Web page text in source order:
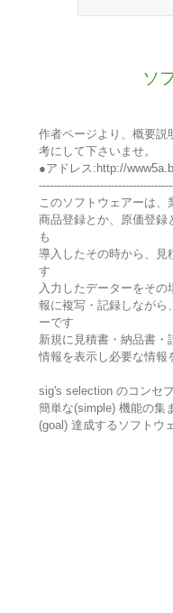
ソ
作者ページより、概要説
考にして下さいませ。
●アドレス:http://
このソフトウェアーは、
商品登録とか、原価登録
も
導入したその時から、見
す
入力したデーターをそ
報に複写・記録しながら
ーです
新規に見積書・納品書・
情報を表示し必要な情報
sig's selection のコンセ
簡単な(simple) 機能の集
(goal) 達成するソフトウ